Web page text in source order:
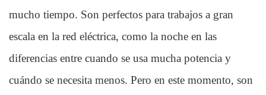
mucho tiempo. Son perfectos para trabajos a gran
escala en la red eléctrica, como la noche en las
diferencias entre cuando se usa mucha potencia y
cuándo se necesita menos. Pero en este momento, son